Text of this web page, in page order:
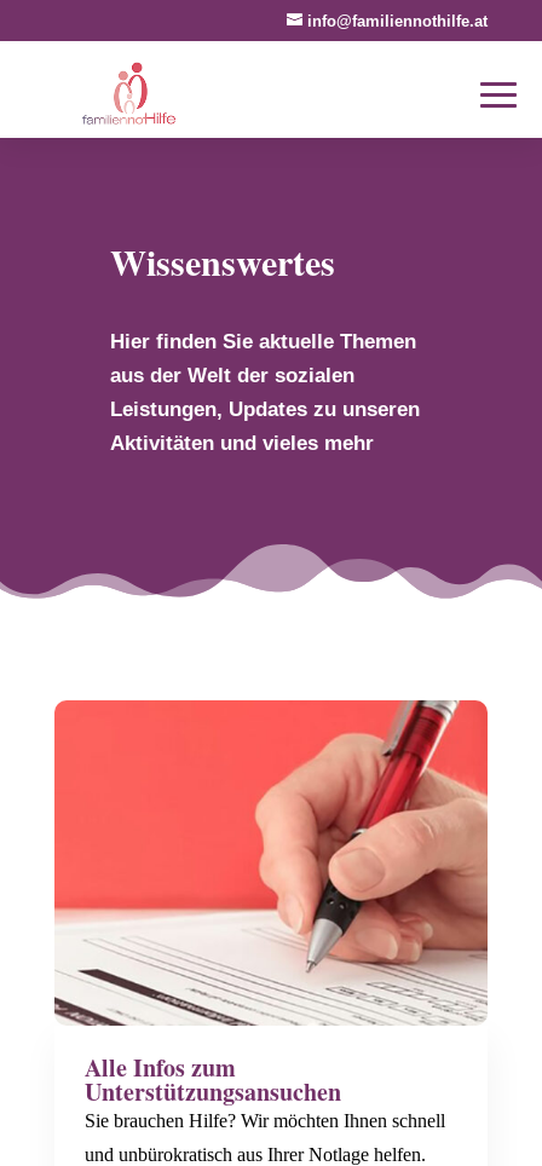
info@familiennothilfe.at
Wissenswertes
Hier finden Sie aktuelle Themen
aus der Welt der sozialen
Leistungen, Updates zu unseren
Aktivitäten und vieles mehr
Alle Infos zum
Unterstützungsansuchen
Sie brauchen Hilfe? Wir möchten Ihnen schnell
und unbürokratisch aus Ihrer Notlage helfen.